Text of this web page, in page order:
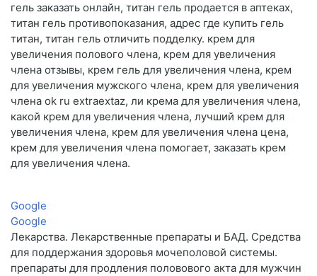
гель заказать онлайн, титан гель продается в аптеках,
титан гель противопоказания, адрес где купить гель
титан, титан гель отличить подделку. крем для
увеличения полового члена, крем для увеличения
члена отзывы, крем гель для увеличения члена, крем
для увеличения мужского члена, крем для увеличения
члена ok ru extraextaz, ли крема для увеличения члена,
какой крем для увеличения члена, лучший крем для
увеличения члена, крем для увеличения члена цена,
крем для увеличения члена помогает, заказать крем
для увеличения члена.
Google
Google
Лекарства. Лекарственные препараты и БАД. Средства
для поддержания здоровья мочеполовой системы.
препараты для продления половового акта для мужчин